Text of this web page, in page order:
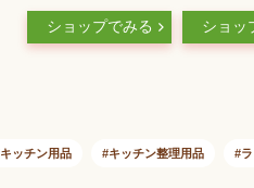
段 幅20cm 頑丈ステ
ンレス シンク下 収
引不可)【送料無料】
ショップでみる
ク シンク
ライド
キッチン
ショッ
キッチン用品 キッチン整理用品